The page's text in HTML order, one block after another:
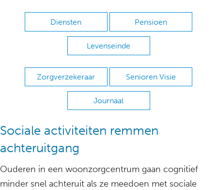
Diensten Pensioen
Levenseinde
Zorgverzekeraar Senioren Visie
Journaal
Sociale activiteiten remmen
achteruitgang
Ouderen in een woonzorgcentrum gaan cognitief
minder snel achteruit als ze meedoen met sociale